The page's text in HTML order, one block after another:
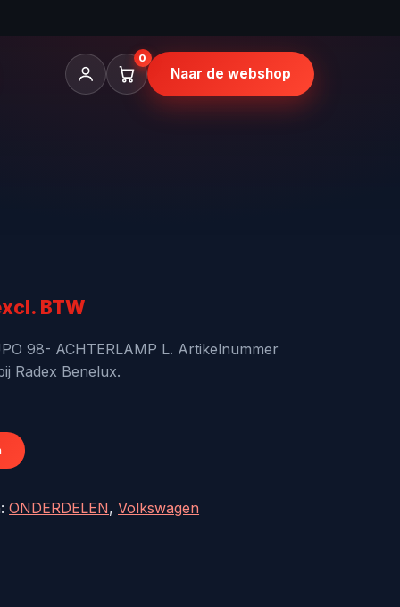
0
Naar de webshop
BTW
98- ACHTERLAMP L. Artikelnummer
Radex Benelux.
ONDERDELEN,Volkswagen